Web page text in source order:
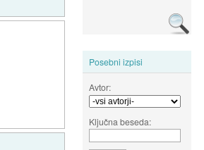
Posebni izpisi
Avtor:
Ključna beseda: